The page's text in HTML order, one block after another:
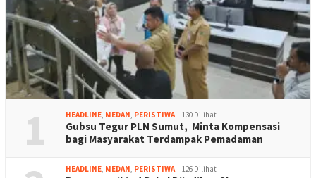
1 HEADLINE, MEDAN, PERISTIWA 130 Dilihat
Gubsu Tegur PLN Sumut, Minta Kompensasi
bagi Masyarakat Terdampak Pemadaman
HEADLINE, MEDAN, PERISTIWA 126 Dilihat